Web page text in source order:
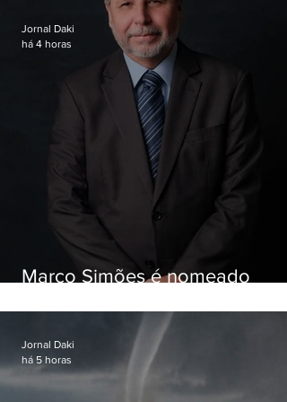
Marco Simões é nomeado
Jornal Daki
há 4 horas
Jornal Daki
há 5 horas